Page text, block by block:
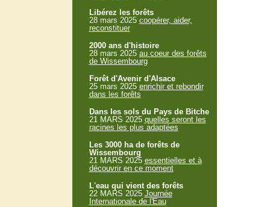
Libérez les forêts
28 mars 2025 coopérer, aider,
reconstituer
2000 ans d'histoire
28 mars 2025 au coeur des forêts
de Wissembourg
Forêt d'Avenir d'Alsace
25 mars 2025 enrichir et rebondir
dans les forêts
Dans les sols du Pays de Bitche
21 MARS 2025 quelles seront les
racines les plus adaptées
Les 3000 ha de forêts de
Wissembourg
21 MARS 2025 essentielles et à
découvrir en ce moment
L'eau qui vient des forêts
22 MARS 2025 Journée
Internationale de l'Eau